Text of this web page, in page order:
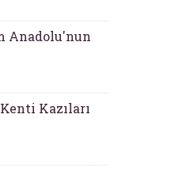
Anadolu'nun
Kazıları